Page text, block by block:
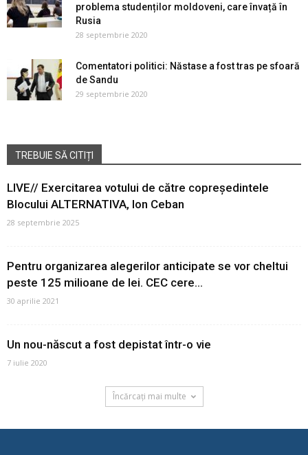
problema studenților moldoveni, care învață în
Rusia
28 septembrie 2020
Comentatori politici: Năstase a fost tras pe sfoară
de Sandu
29 septembrie 2020
TREBUIE SĂ CITIȚI
LIVE// Exercitarea votului de către copreședintele
Blocului ALTERNATIVA, Ion Ceban
28 septembrie 2025
Pentru organizarea alegerilor anticipate se vor cheltui
peste 125 milioane de lei. CEC cere...
30 aprilie 2021
Un nou-născut a fost depistat într-o vie
7 iulie 2020
Încărcați mai multe